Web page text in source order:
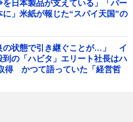
を日本製品が支えている」「パー
に」米紙が報じた“スパイ天国”の
の状態で引き継ぐことが…」 イ
到の「ハビタ」エリート社長はハ
得 かつて語っていた「経営哲